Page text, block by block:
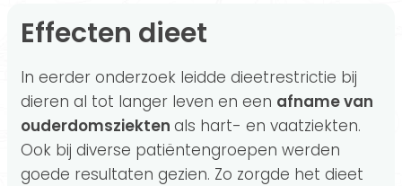
Effecten dieet
In eerder onderzoek leidde dieetrestrictie bij
dieren al tot langer leven en een afname van
ouderdomsziekten als hart- en vaatziekten.
Ook bij diverse patiëntengroepen werden
goede resultaten gezien. Zo zorgde het dieet